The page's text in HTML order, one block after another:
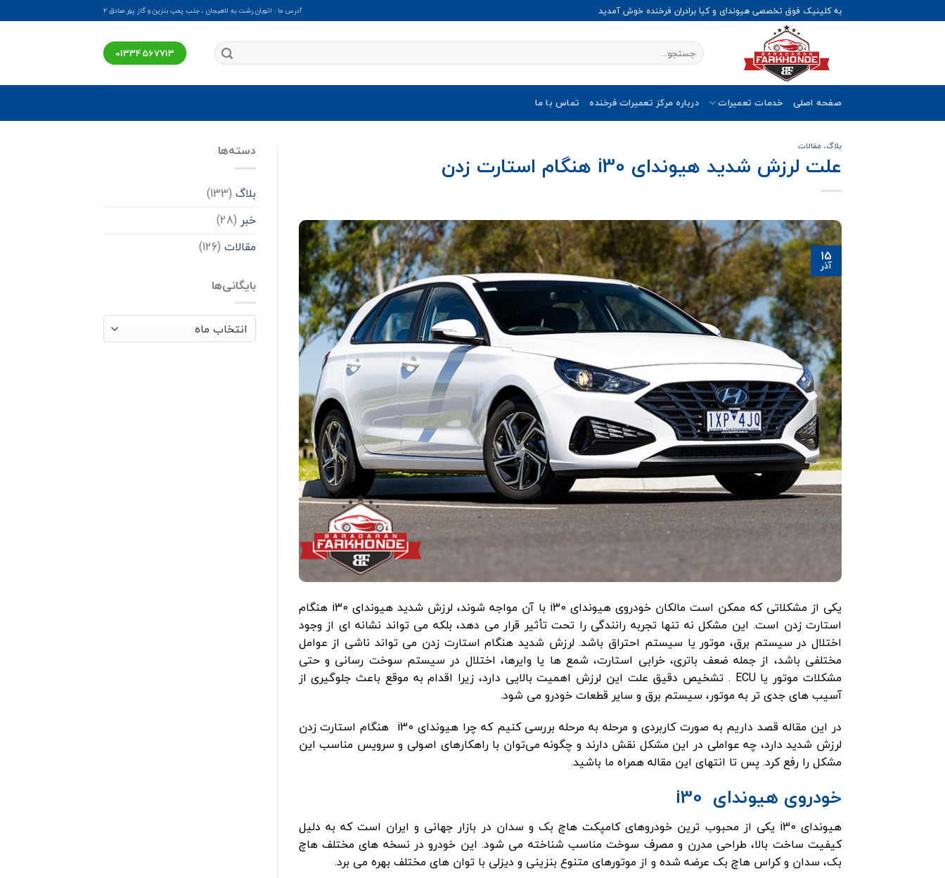
to
به کلینیک فوق تخصصی هیوندای و کیا برادران فرخنده خوش آمدید آدرس ما : اتوبان رشت به لاهیجان ، جنب پمپ بنزین و گاز پور صادق ۲
01334567713
صفحه اصلی خدمات تعمیرات درباره مرکز تعمیرات فرخنده تماس با ما
بلاگ، مقالات
علت لرزش شدید هیوندای i30 هنگام استارت زدن
15
آذر
یکی از مشکلاتی که ممکن است مالکان خودروی هیوندای i30 با آن مواجه شوند، لرزش شدید هیوندای i30 هنگام
استارت زدن است. این مشکل نه تنها تجربه رانندگی را تحت تأثیر قرار می دهد، بلکه می تواند نشانه ای از وجود
اختلال در سیستم برق، موتور یا سیستم احتراق باشد. لرزش شدید هنگام استارت زدن می تواند ناشی از عوامل
مختلفی باشد، از جمله ضعف باتری، خرابی استارت، شمع ها یا وایرها، اختلال در سیستم سوخت رسانی و حتی
مشکلات موتور یا ECU . تشخیص دقیق علت این لرزش اهمیت بالایی دارد، زیرا اقدام به موقع باعث جلوگیری از
آسیب های جدی تر به موتور، سیستم برق و سایر قطعات خودرو می شود.
در این مقاله قصد داریم به صورت کاربردی و مرحله‌ به مرحله بررسی کنیم که چرا هیوندای i30 هنگام استارت زدن
لرزش شدید دارد، چه عواملی در این مشکل نقش دارند و چگونه می‌توان با راهکارهای اصولی و سرویس مناسب این
مشکل را رفع کرد. پس تا انتهای این مقاله همراه ما باشید.
خودروی هیوندای i30
هیوندای i30 یکی از محبوب ترین خودروهای کامپکت هاچ بک و سدان در بازار جهانی و ایران است که به دلیل
کیفیت ساخت بالا، طراحی مدرن و مصرف سوخت مناسب شناخته می شود. این خودرو در نسخه های مختلف هاچ
بک، سدان و کراس هاچ بک عرضه شده و از موتورهای متنوع بنزینی و دیزلی با توان های مختلف بهره می برد.
دسته‌ها
بلاگ (133)
خبر (28)
مقالات (126)
بایگانی‌ها
بایگانی‌ها